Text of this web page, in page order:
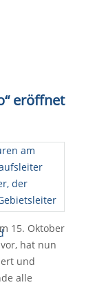
eröffnet
15. Oktober
hat nun
und
alle